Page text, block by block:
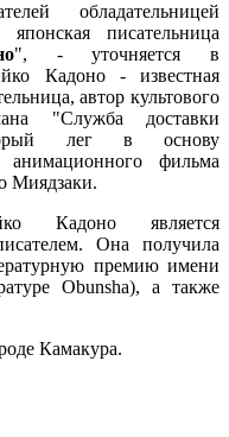
обладательницей
писательница
", - уточняется в
Кадоно - известная
автор культового
"Служба доставки
лег в основу
анимационного фильма
Миядзаки.
Кадоно является
Она получила
премию имени
Obunsha), а также
Камакура.